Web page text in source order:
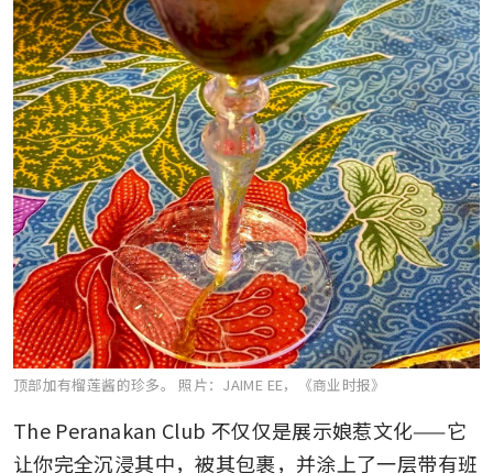
顶部加有榴莲酱的珍多。 照片：JAIME EE，《商业时报》
The Peranakan Club 不仅仅是展示娘惹文化——它
让你完全沉浸其中，被其包裹，并涂上了一层带有班